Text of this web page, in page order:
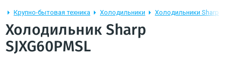
Крупно-бытовая техника Холодильники Холодильники Sharp
Холодильник Sharp
SJXG60PMSL